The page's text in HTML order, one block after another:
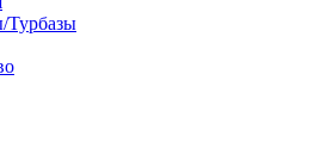
Турбазы